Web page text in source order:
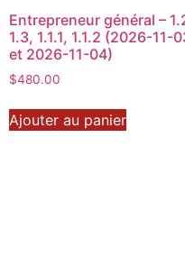
Entrepreneur général –
1.3, 1.1.1, 1.1.2 (2026-11-
et 2026-11-04)
$480.00
Ajouter au panier